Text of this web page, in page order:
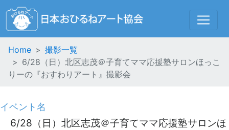
Home
撮影一覧
6/28（日）北区志茂＠子育てママ応援塾サロンほっこ
りーの『おすわりアート』撮影会
イベント名
6/28（日）北区志茂＠子育てママ応援塾サロンほ